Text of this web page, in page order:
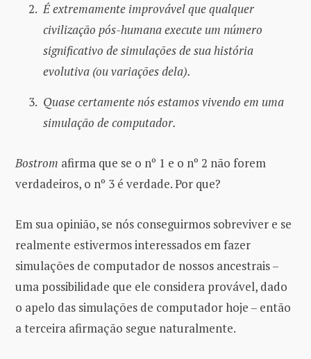
É extremamente improvável que qualquer
civilização pós-humana execute um número
significativo de simulações de sua história
evolutiva (ou variações dela).
Quase certamente nós estamos vivendo em uma
simulação de computador.
Bostrom afirma que se o nº 1 e o nº 2 não forem
verdadeiros, o nº 3 é verdade. Por que?
Em sua opinião, se nós conseguirmos sobreviver e se
realmente estivermos interessados ​​em fazer
simulações de computador de nossos ancestrais –
uma possibilidade que ele considera provável, dado
o apelo das simulações de computador hoje – então
a terceira afirmação segue naturalmente.